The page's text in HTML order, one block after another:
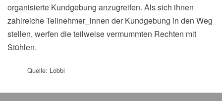
organisierte Kundgebung anzugreifen. Als sich ihnen
zahlreiche Teilnehmer_innen der Kundgebung in den Weg
stellen, werfen die teilweise vermummten Rechten mit
Stühlen.
Quelle: Lobbi